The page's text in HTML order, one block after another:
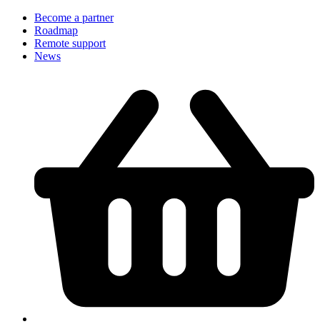
Become a partner
Roadmap
Remote support
News